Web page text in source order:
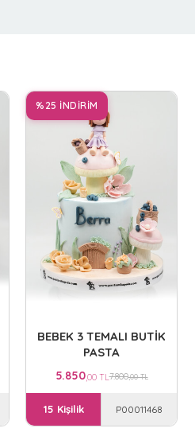
%25 İNDİRİM
BEBEK 3 TEMALI BUTİK
PASTA
5.850,00 TL7.800,00 TL
15 Kişilik P00011468